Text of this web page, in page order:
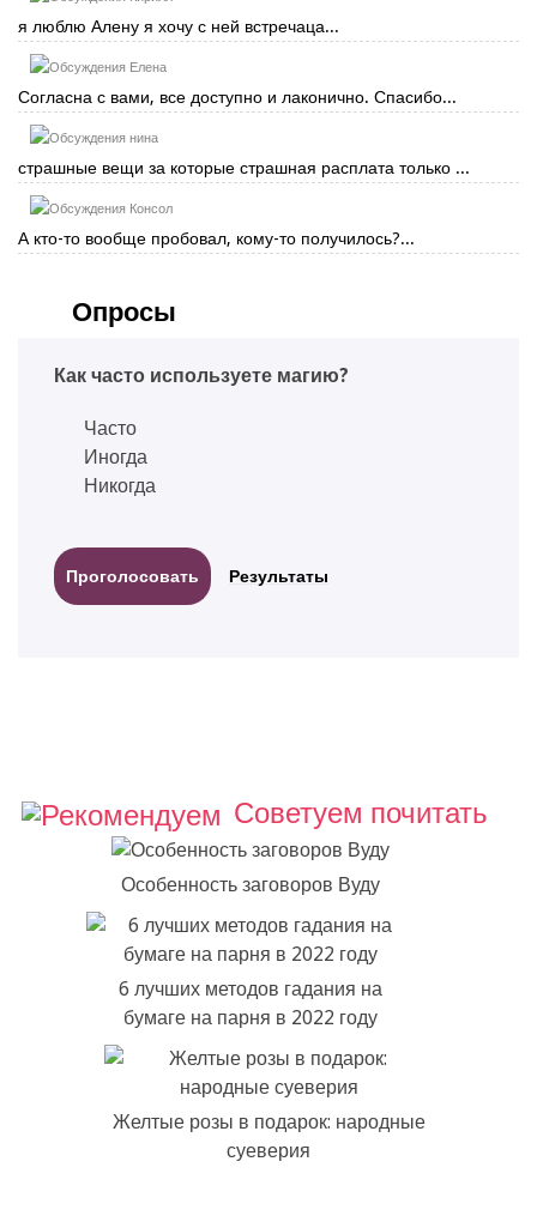
я люблю Алену я хочу с ней встречаца...
Елена
Согласна с вами, все доступно и лаконично. Спасибо...
нина
страшные вещи за которые страшная расплата только ...
Консол
А кто-то вообще пробовал, кому-то получилось?...
Опросы
Как часто используете магию?
Часто
Иногда
Никогда
Результаты
Советуем почитать
Особенность заговоров Вуду
6 лучших методов гадания на
бумаге на парня в 2022 году
Желтые розы в подарок: народные
суеверия